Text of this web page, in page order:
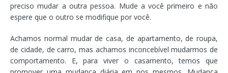
preciso mudar a outra pessoa. Mude a você primeiro e não
espere que o outro se modifique por você.
Achamos normal mudar de casa, de apartamento, de roupa,
de cidade, de carro, mas achamos inconcebível mudarmos de
comportamento. E, para viver o casamento, temos que